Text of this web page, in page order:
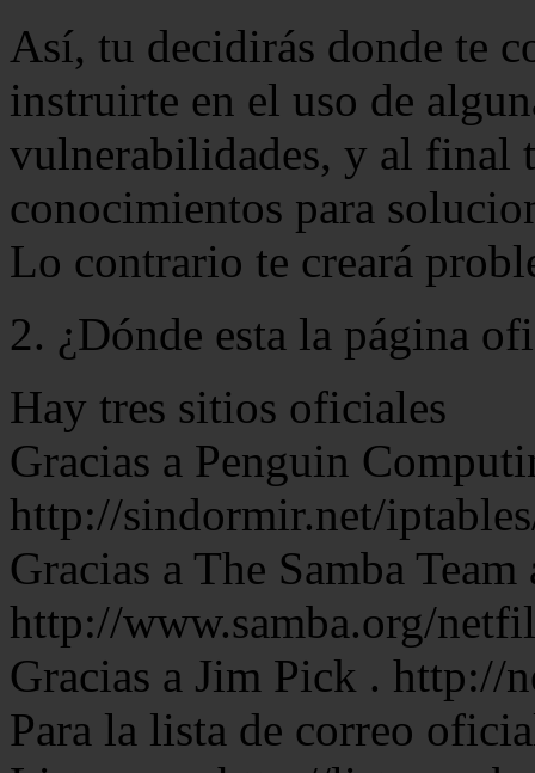
Así, tu decidirás donde te
instruirte en el uso de
vulnerabilidades, y al final
conocimientos para
Lo contrario te creará
2. ¿Dónde esta la página
Hay tres sitios oficiales
Gracias a Penguin
http://sindormir.net/
Gracias a The Samba
http://www.samba.org/
Gracias a Jim Pick . http://
Para la lista de correo